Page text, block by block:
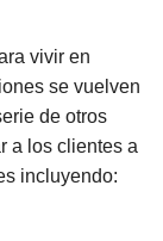
vivir en
se vuelven
de otros
a los clientes a
incluyendo: